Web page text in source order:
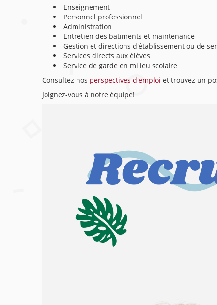
Enseignement
Personnel professionnel
Administration
Entretien des bâtiments et maintenance
Gestion et directions d'établissement ou de
Services directs aux élèves
Service de garde en milieu scolaire
Consultez nos perspectives d'emploi et trouvez un
Joignez-vous à notre équipe!